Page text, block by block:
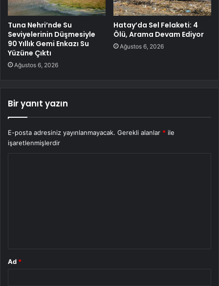
Tuna Nehri’nde Su
Seviyelerinin Düşmesiyle
90 Yıllık Gemi Enkazı Su
Yüzüne Çıktı
Ağustos 6, 2026
Hatay’da Sel Felaketi: 4
Ölü, Arama Devam Ediyor
Ağustos 6, 2026
Bir yanıt yazın
E-posta adresiniz yayınlanmayacak. Gerekli alanlar * ile
işaretlenmişlerdir
Ad *